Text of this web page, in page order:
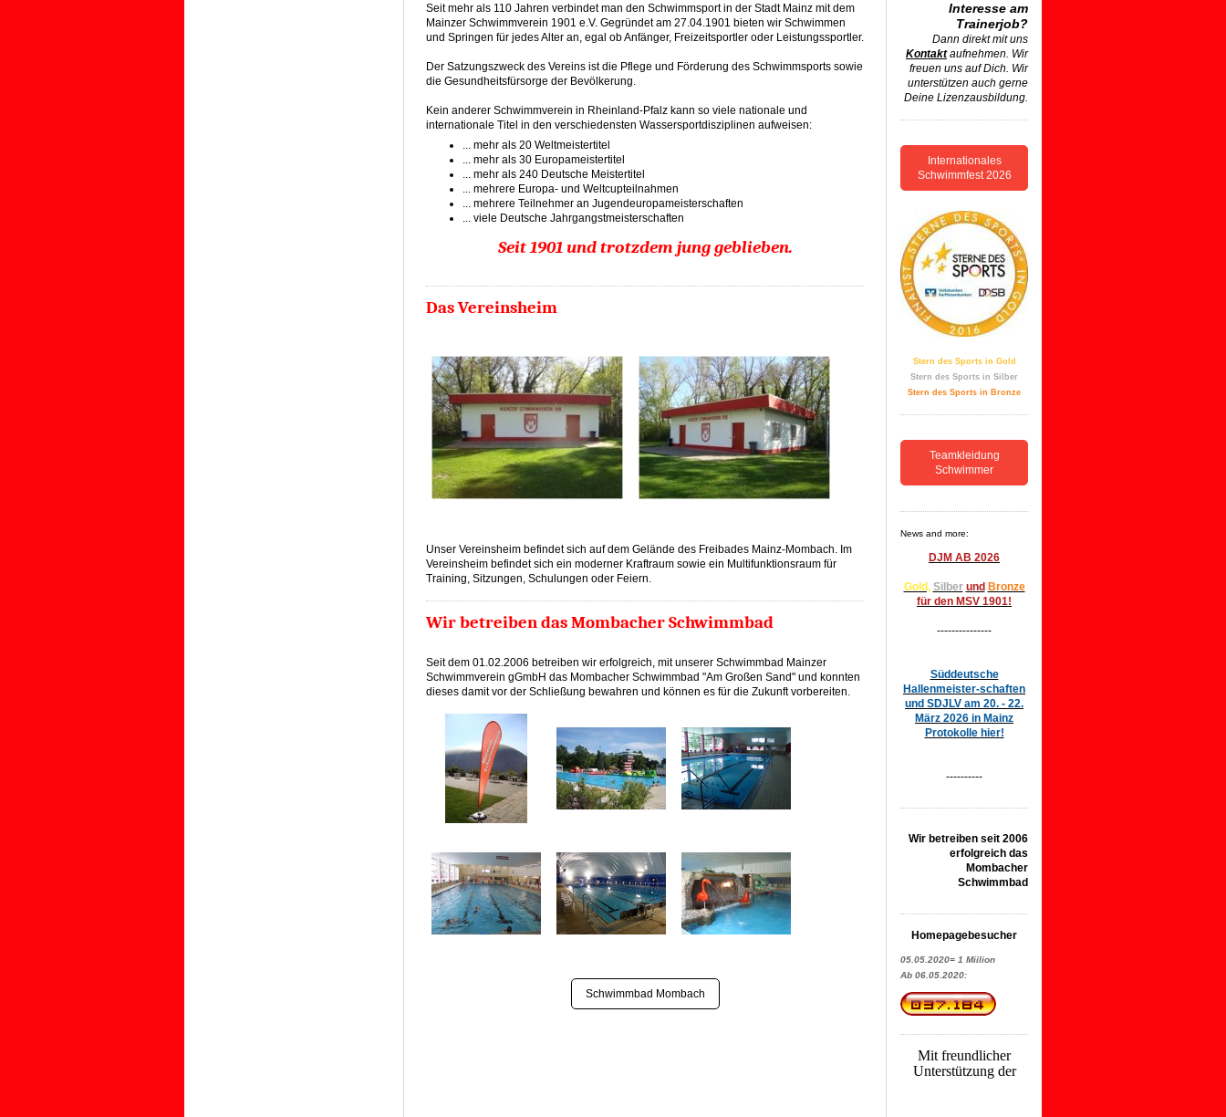
Seit mehr als 110 Jahren verbindet man den Schwimmsport in der Stadt Mainz mit dem
Mainzer Schwimmverein 1901 e.V. Gegründet am 27.04.1901 bieten wir Schwimmen
und Springen für jedes Alter an, egal ob Anfänger, Freizeitsportler oder Leistungssportler.
Der Satzungszweck des Vereins ist die Pflege und Förderung des Schwimmsports sowie
die Gesundheitsfürsorge der Bevölkerung.
Kein anderer Schwimmverein in Rheinland-Pfalz kann so viele nationale und
internationale Titel in den verschiedensten Wassersportdisziplinen aufweisen:
... mehr als 20 Weltmeistertitel
... mehr als 30 Europameistertitel
... mehr als 240 Deutsche Meistertitel
... mehrere Europa- und Weltcupteilnahmen
... mehrere Teilnehmer an Jugendeuropameisterschaften
... viele Deutsche Jahrgangstmeisterschaften
Seit 1901 und trotzdem jung geblieben.
Das Vereinsheim
Unser Vereinsheim befindet sich auf dem Gelände des Freibades Mainz-Mombach. Im
Vereinsheim befindet sich ein moderner Kraftraum sowie ein Multifunktionsraum für
Training, Sitzungen, Schulungen oder Feiern.
Wir betreiben das Mombacher Schwimmbad
Seit dem 01.02.2006 betreiben wir erfolgreich, mit unserer Schwimmbad Mainzer
Schwimmverein gGmbH das Mombacher Schwimmbad "Am Großen Sand" und konnten
dieses damit vor der Schließung bewahren und können es für die Zukunft vorbereiten.
Schwimmbad Mombach
Interesse am
Trainerjob?
Dann direkt mit uns
Kontaktaufnehmen. Wir
freuen uns auf Dich. Wir
unterstützen auch gerne
Deine Lizenzausbildung.
Internationales
Schwimmfest 2026
Stern des Sports in Gold
Stern des Sports in Silber
Stern des Sports in Bronze
Teamkleidung
Schwimmer
News and more:
DJM AB 2026
Gold, Silber und Bronze
für den MSV 1901!
---------------
Süddeutsche
Hallenmeister-schaften
und SDJLV am 20. - 22.
März 2026 in Mainz
Protokolle hier!
----------
Wir betreiben seit 2006
erfolgreich das
Mombacher
Schwimmbad
Homepagebesucher
05.05.2020= 1 Miilion
Ab 06.05.2020:
Mit freundlicher
Unterstützung der